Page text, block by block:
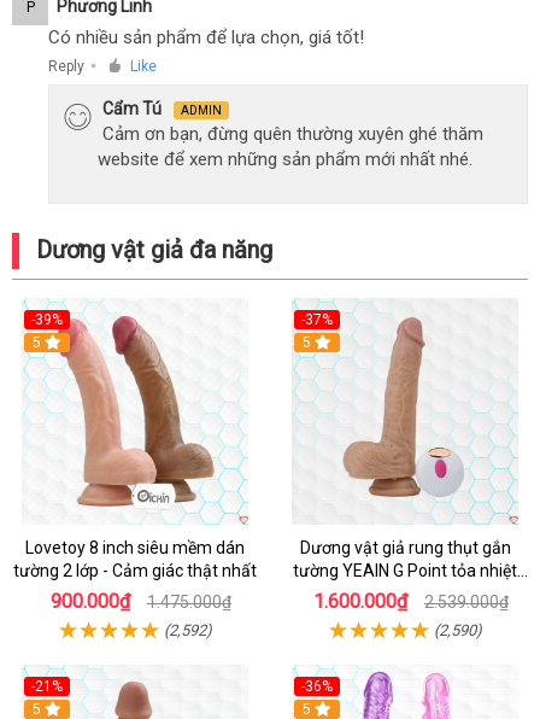
P Phương Linh
Có nhiều sản phẩm để lựa chọn, giá tốt!
Reply ● Like
Cẩm Tú ADMIN
Cảm ơn bạn, đừng quên thường xuyên ghé thăm
website để xem những sản phẩm mới nhất nhé.
Dương vật giả đa năng
-39%
Hot
5
Lovetoy 8 inch siêu mềm dán
tường 2 lớp - Cảm giác thật nhất
900.000₫ 1.475.000₫
(2,592)
-37%
5
Dương vật giả rung thụt gắn
tường YEAIN G Point tỏa nhiệt
điều khiển từ xa
1.600.000₫ 2.539.000₫
(2,590)
-21%
Hot
5
-36%
Hot
5